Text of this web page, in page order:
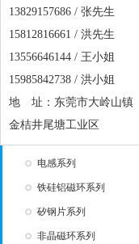
开口磁环系列
喷涂磁环系列
电感系列
铁硅铝磁环系列
矽钢片系列
非晶磁环系列
13829157686 / 张先生
15812816661 / 洪先生
13556646144 / 王小姐
15985842738 / 洪小姐
地 址：东莞市大岭山镇
金桔井尾塘工业区